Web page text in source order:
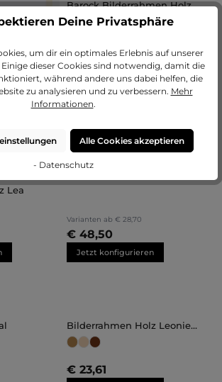
Lea
Barock Bilderrahmen Holz
Olivia
Varianten ab € 28,70
€ 48,50
Jetzt konfigurieren
von 4.6 von 5 Sternen
Bilderrahmen Holz Leonie
Maßanfertigung
€ 23,61
Deine Privatsphäre
um dir ein optimales Erlebnis auf unserer
dieser Cookies sind notwendig, damit die
während andere uns dabei helfen, die
zu analysieren und zu verbessern. Mehr
Informationen.
Alle Cookies akzeptieren
- Datenschutz